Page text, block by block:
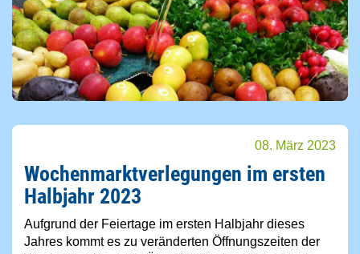
08. März 2023
Wochenmarktverlegungen im ersten
Halbjahr 2023
Aufgrund der Feiertage im ersten Halbjahr dieses
Jahres kommt es zu veränderten Öffnungszeiten der